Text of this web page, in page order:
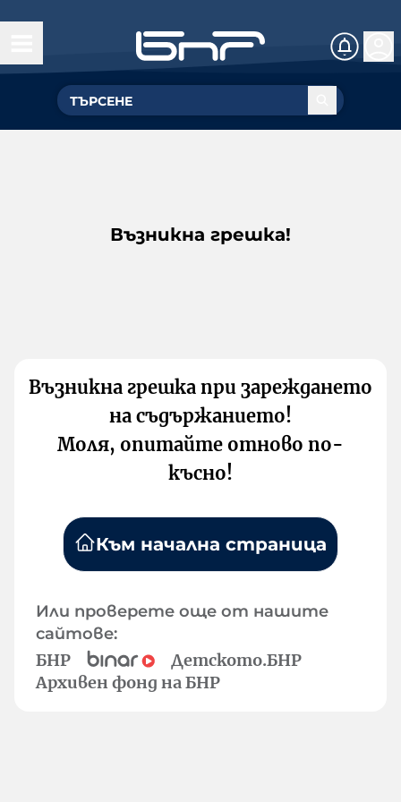
Възникна грешка!
Възникна грешка при зареждането
на съдържанието!
Моля, опитайте отново по-
късно!
Към начална страница
Или проверете още от нашите
сайтове:
БНР
Детското.БНР
Архивен фонд на БНР